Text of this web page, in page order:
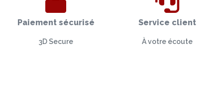
Paiement sécurisé
3D Secure
Service client
À votre écoute